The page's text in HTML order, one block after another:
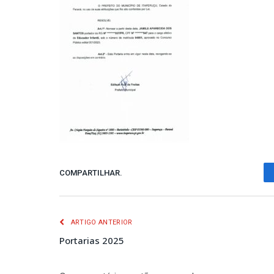
COMPARTILHAR.
ARTIGO ANTERIOR
Portarias 2025